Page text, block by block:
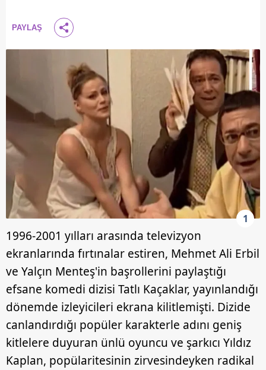
PAYLAŞ
1
1996-2001 yılları arasında televizyon
ekranlarında fırtınalar estiren, Mehmet Ali Erbil
ve Yalçın Menteş'in başrollerini paylaştığı
efsane komedi dizisi Tatlı Kaçaklar, yayınlandığı
dönemde izleyicileri ekrana kilitlemişti. Dizide
canlandırdığı popüler karakterle adını geniş
kitlelere duyuran ünlü oyuncu ve şarkıcı Yıldız
Kaplan, popülaritesinin zirvesindeyken radikal